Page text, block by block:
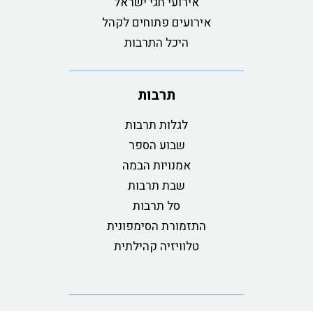
אירועים פתוחים לקהל
היכל התרבות
תרבות
לגלות תרבות
שבוע הספר
אמנויות הבמה
שבת תרבות
סל תרבות
התזמורת הסימפונית
טלוויזיה קהילתית